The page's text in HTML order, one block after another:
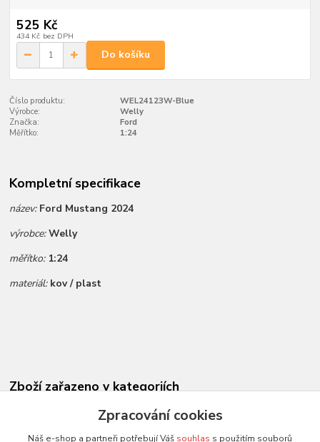
525 Kč
434 Kč bez DPH
Do košíku
Číslo produktu:
WEL24123W-Blue
Výrobce:
Welly
Značka:
Ford
Měřítko:
1:24
Kompletní specifikace
název: Ford Mustang 2024
výrobce:Welly
měřítko: 1:24
materiál: kov / plast
Zboží zařazeno v kategoriích
Novinky dle data přidání
Všechny modely
Zpracování cookies
Náš e-shop a partneři potřebují Váš souhlas s použitím souborů